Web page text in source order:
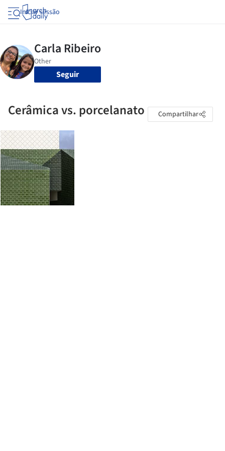
Iniciar sessão
Seguir
Cerâmica vs. porcelanato Compartilhar